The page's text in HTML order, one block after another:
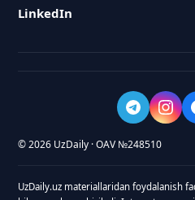
LinkedIn
© 2026 UzDaily · OAV №248510
UzDaily.uz materiallaridan foydalanish